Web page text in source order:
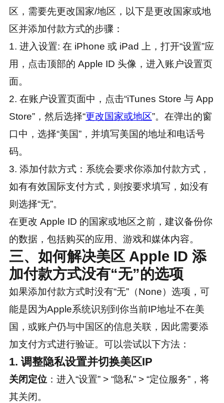
区，需要先更改国家/地区，以下是更改国家或地
区并添加付款方式的步骤：
1. 进入设置: 在 iPhone 或 iPad 上，打开“设置”应
用，点击顶部的 Apple ID 头像，进入账户设置页
面。
2. 在账户设置页面中，点击“iTunes Store 与 App
Store”，然后选择“更改国家或地区”。在弹出的窗
口中，选择“美国”，并填写美国的地址和电话号
码。
3. 添加付款方式：系统会要求你添加付款方式，
如有有效国际支付方式，则按要求填写，如没有
则选择“无”。
在更改 Apple ID 的国家或地区之前，建议备份你
的数据，包括购买的应用、游戏和媒体内容。
三、如何解决美区 Apple ID 添
加付款方式没有“无”的选项
如果添加付款方式时没有“无”（None）选项，可
能是因为Apple系统识别到你当前IP地址不在美
国，或账户仍与中国区的信息关联，因此需要添
加支付方式进行验证。可以尝试以下方法：
1. 调整隐私设置并切换美区IP
关闭定位：进入“设置” > “隐私” > “定位服务”，将
其关闭。